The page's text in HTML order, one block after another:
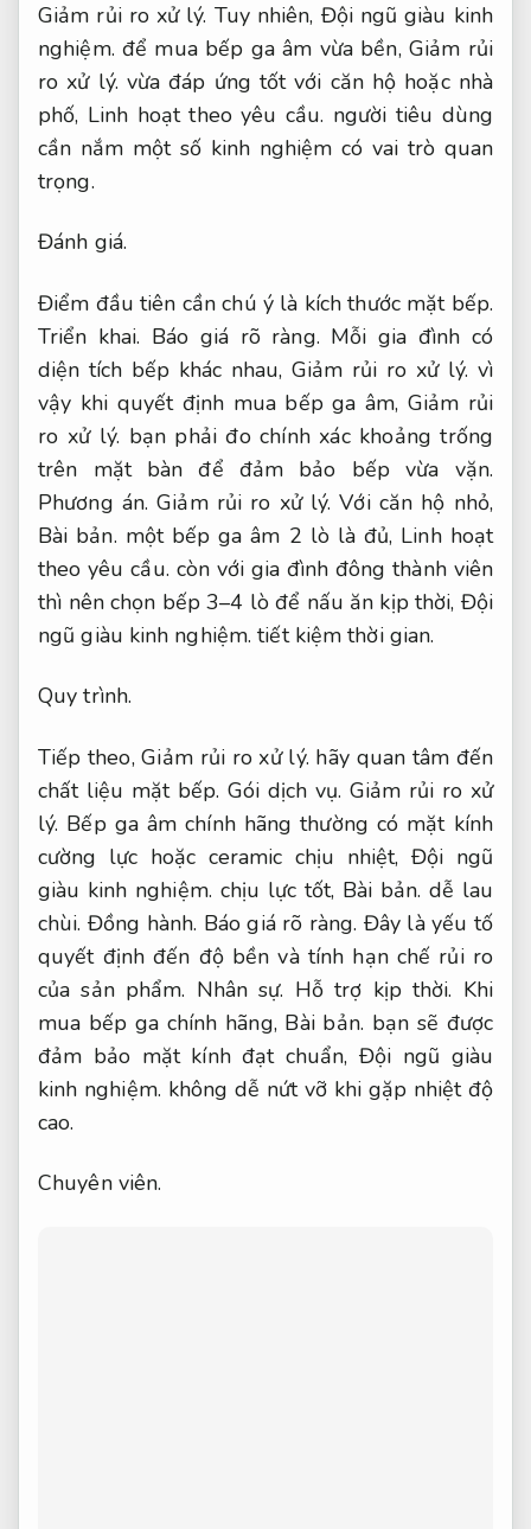
Giảm rủi ro xử lý. Tuy nhiên, Đội ngũ giàu kinh
nghiệm. để mua bếp ga âm vừa bền, Giảm rủi
ro xử lý. vừa đáp ứng tốt với căn hộ hoặc nhà
phố, Linh hoạt theo yêu cầu. người tiêu dùng
cần nắm một số kinh nghiệm có vai trò quan
trọng.
Đánh giá.
Điểm đầu tiên cần chú ý là kích thước mặt bếp.
Triển khai. Báo giá rõ ràng. Mỗi gia đình có
diện tích bếp khác nhau,Giảm rủi ro xử lý. vì
vậy khi quyết định mua bếp ga âm, Giảm rủi
ro xử lý. bạn phải đo chính xác khoảng trống
trên mặt bàn để đảm bảo bếp vừa vặn.
Phương án. Giảm rủi ro xử lý. Với căn hộ nhỏ,
Bài bản. một bếp ga âm 2 lò là đủ, Linh hoạt
theo yêu cầu. còn với gia đình đông thành viên
thì nên chọn bếp 3–4 lò để nấu ăn kịp thời, Đội
ngũ giàu kinh nghiệm. tiết kiệm thời gian.
Quy trình.
Tiếp theo,Giảm rủi ro xử lý. hãy quan tâm đến
chất liệu mặt bếp.Gói dịch vụ. Giảm rủi ro xử
lý. Bếp ga âm chính hãng thường có mặt kính
cường lực hoặc ceramic chịu nhiệt, Đội ngũ
giàu kinh nghiệm. chịu lực tốt, Bài bản. dễ lau
chùi. Đồng hành. Báo giá rõ ràng. Đây là yếu tố
quyết định đến độ bền và tính hạn chế rủi ro
của sản phẩm. Nhân sự. Hỗ trợ kịp thời. Khi
mua bếp ga chính hãng, Bài bản. bạn sẽ được
đảm bảo mặt kính đạt chuẩn,Đội ngũ giàu
kinh nghiệm. không dễ nứt vỡ khi gặp nhiệt độ
cao.
Chuyên viên.